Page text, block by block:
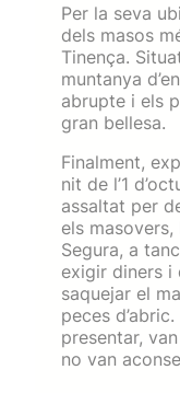
Per la seva
dels masos
Tinença.
muntanya
abrupte i els
gran bellesa.
Finalment,
nit de l’1
assaltat per
els
Segura, a
exigir diners i
saquejar el
peces
presentar,
no van